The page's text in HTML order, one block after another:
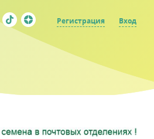
Регистрация Вход